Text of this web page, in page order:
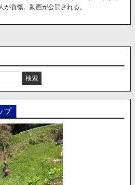
が負傷。動画が公開される。
プ